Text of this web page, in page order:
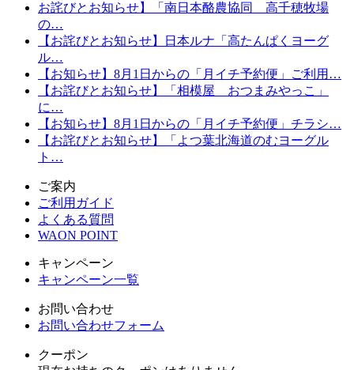
お詫びとお知らせ】「南日本酪農協同 高千穂牧場
の…
【お詫びとお知らせ】日本ルナ「高たんぱくヨーグ
ル…
【お知らせ】8月1日からの「月イチ予約便」ご利用…
【お詫びとお知らせ】「相模屋 おつまみやっこ」
に…
【お知らせ】8月1日からの「月イチ予約便」チラシ…
【お詫びとお知らせ】「よつ葉北海道のむヨーグル
ト…
ご案内
ご利用ガイド
よくある質問
WAON POINT
キャンペーン
キャンペーン一覧
お問い合わせ
お問い合わせフォーム
クーポン